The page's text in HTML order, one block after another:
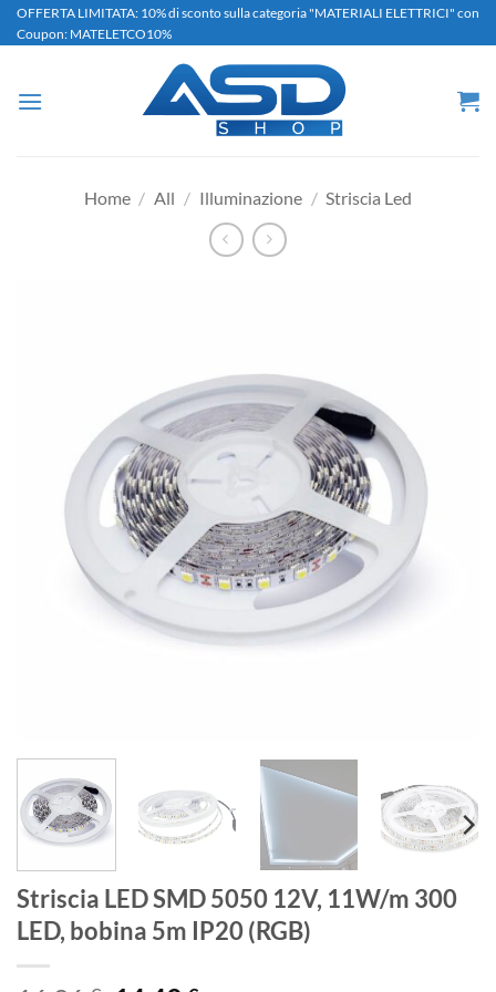
Salta
ai
OFFERTA LIMITATA: 10% di sconto sulla categoria "MATERIALI ELETTRICI" con
Coupon: MATELETCO10%
Home / All / Illuminazione / Striscia Led
Striscia LED SMD 5050 12V, 11W/m 300
LED, bobina 5m IP20 (RGB)